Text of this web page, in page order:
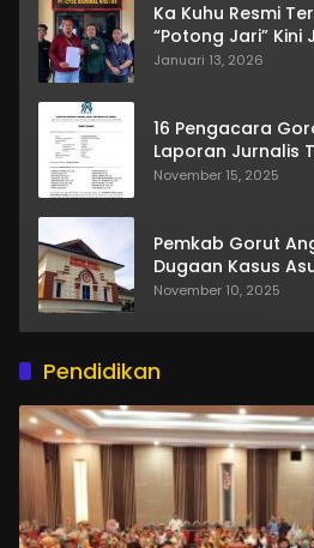
Ka Kuhu Resmi
“Potong Jari” Kini
Januari 13, 2026
16 Pengacara
Laporan Jurnalis
November 15, 2025
Pemkab Gorut
Dugaan Kasus
November 10, 2025
Pendidikan